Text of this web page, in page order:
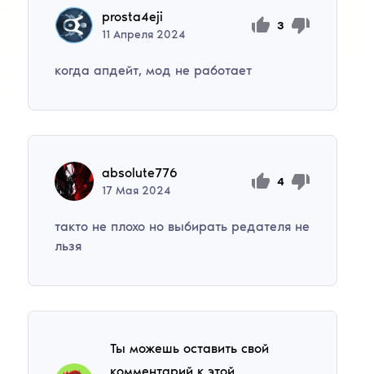
prosta4eji
11Апреля 2024
3
когда апдейт, мод не работает
absolute776
17Мая 2024
4
такто не плохо но выбирать редателя не
льзя
Ты можешь оставить свой